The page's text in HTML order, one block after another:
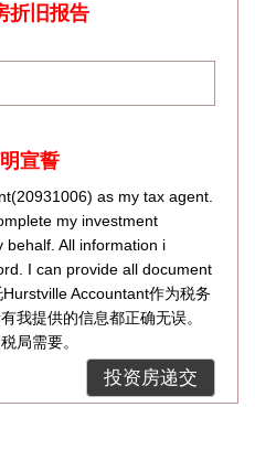
折旧报告
宣誓
as my tax agent.
my investment
behalf. All information i
I can provide all document
Accountant作为税务
我提供的信息都正确无误。
局需要。